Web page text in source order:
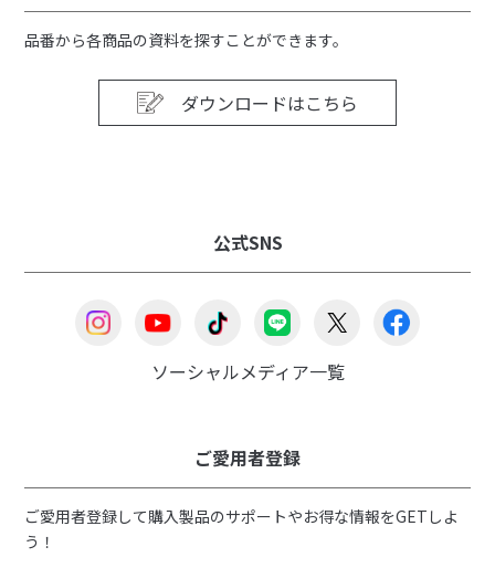
品番から各商品の資料を探すことができます。
ダウンロードはこちら
公式SNS
ソーシャルメディア一覧
ご愛用者登録
ご愛用者登録して購入製品のサポートやお得な情報をGETしよ
う！